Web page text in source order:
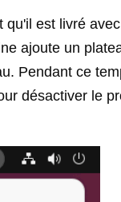
est livré
ajoute un
Pendant ce
désactiver le